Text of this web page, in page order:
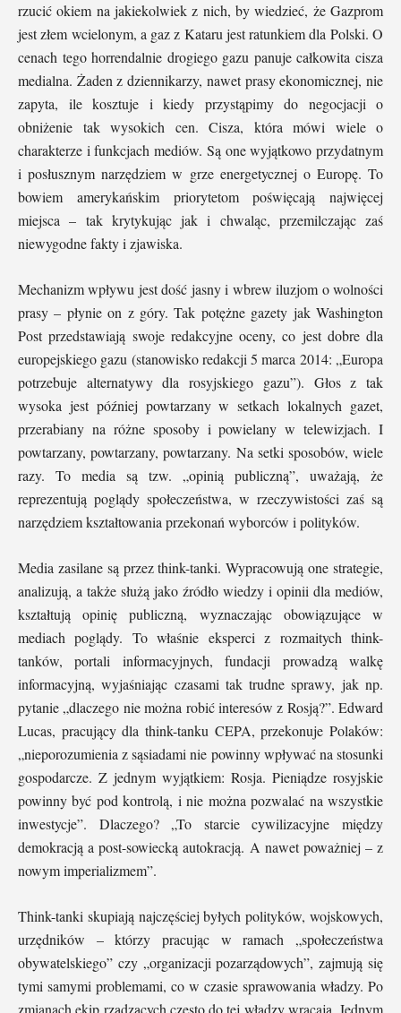
rzucić okiem na jakiekolwiek z nich, by wiedzieć, że Gazprom
jest złem wcielonym, a gaz z Kataru jest ratunkiem dla Polski. O
cenach tego horrendalnie drogiego gazu panuje całkowita cisza
medialna. Żaden z dziennikarzy, nawet prasy ekonomicznej, nie
zapyta, ile kosztuje i kiedy przystąpimy do negocjacji o
obniżenie tak wysokich cen. Cisza, która mówi wiele o
charakterze i funkcjach mediów. Są one wyjątkowo przydatnym
i posłusznym narzędziem w grze energetycznej o Europę. To
bowiem amerykańskim priorytetom poświęcają najwięcej
miejsca – tak krytykując jak i chwaląc, przemilczając zaś
niewygodne fakty i zjawiska.
Mechanizm wpływu jest dość jasny i wbrew iluzjom o wolności
prasy – płynie on z góry. Tak potężne gazety jak Washington
Post przedstawiają swoje redakcyjne oceny, co jest dobre dla
europejskiego gazu (stanowisko redakcji 5 marca 2014: „Europa
potrzebuje alternatywy dla rosyjskiego gazu”). Głos z tak
wysoka jest później powtarzany w setkach lokalnych gazet,
przerabiany na różne sposoby i powielany w telewizjach. I
powtarzany, powtarzany, powtarzany. Na setki sposobów, wiele
razy. To media są tzw. „opinią publiczną”, uważają, że
reprezentują poglądy społeczeństwa, w rzeczywistości zaś są
narzędziem kształtowania przekonań wyborców i polityków.
Media zasilane są przez think-tanki. Wypracowują one strategie,
analizują, a także służą jako źródło wiedzy i opinii dla mediów,
kształtują opinię publiczną, wyznaczając obowiązujące w
mediach poglądy. To właśnie eksperci z rozmaitych think-
tanków, portali informacyjnych, fundacji prowadzą walkę
informacyjną, wyjaśniając czasami tak trudne sprawy, jak np.
pytanie „dlaczego nie można robić interesów z Rosją?”. Edward
Lucas, pracujący dla think-tanku CEPA, przekonuje Polaków:
„nieporozumienia z sąsiadami nie powinny wpływać na stosunki
gospodarcze. Z jednym wyjątkiem: Rosja. Pieniądze rosyjskie
powinny być pod kontrolą, i nie można pozwalać na wszystkie
inwestycje”. Dlaczego? „To starcie cywilizacyjne między
demokracją a post-sowiecką autokracją. A nawet poważniej – z
nowym imperializmem”.
Think-tanki skupiają najczęściej byłych polityków, wojskowych,
urzędników – którzy pracując w ramach „społeczeństwa
obywatelskiego” czy „organizacji pozarządowych”, zajmują się
tymi samymi problemami, co w czasie sprawowania władzy. Po